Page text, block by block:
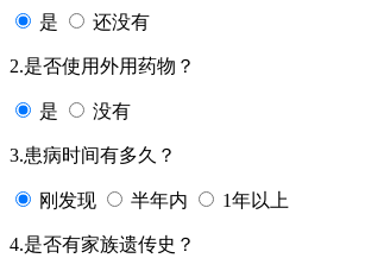
是 还没有
2.是否使用外用药物？
是 没有
3.患病时间有多久？
刚发现 半年内 1年以上
4.是否有家族遗传史？